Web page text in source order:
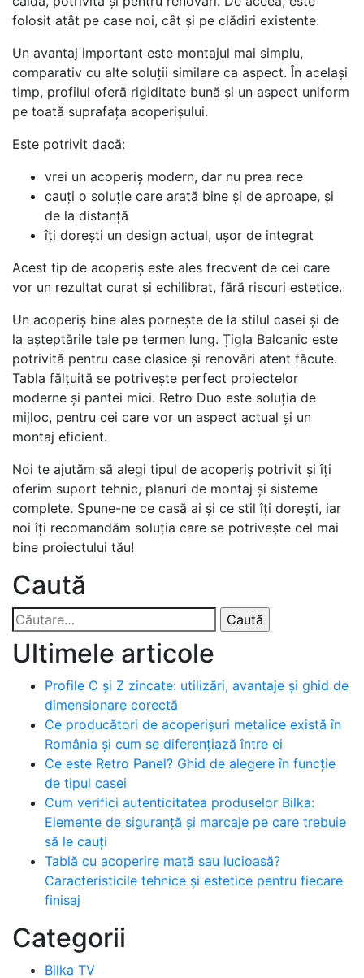
folosit atât pe case noi, cât și pe clădiri existente.
Un avantaj important este montajul mai simplu,
comparativ cu alte soluții similare ca aspect. În același
timp, profilul oferă rigiditate bună și un aspect uniform
pe toată suprafața acoperișului.
Este potrivit dacă:
vrei un acoperiș modern, dar nu prea rece
cauți o soluție care arată bine și de aproape, și
de la distanță
îți dorești un design actual, ușor de integrat
Acest tip de acoperiș este ales frecvent de cei care
vor un rezultat curat și echilibrat, fără riscuri estetice.
Un acoperiș bine ales pornește de la stilul casei și de
la așteptările tale pe termen lung. Țigla Balcanic este
potrivită pentru case clasice și renovări atent făcute.
Tabla fălțuită se potrivește perfect proiectelor
moderne și pantei mici. Retro Duo este soluția de
mijloc, pentru cei care vor un aspect actual și un
montaj eficient.
Noi te ajutăm să alegi tipul de acoperiș potrivit și îți
oferim suport tehnic, planuri de montaj și sisteme
complete. Spune-ne ce casă ai și ce stil îți dorești, iar
noi îți recomandăm soluția care se potrivește cel mai
bine proiectului tău!
Caută
Caută
după:
Ultimele articole
Profile C și Z zincate: utilizări, avantaje și ghid de
dimensionare corectă
Ce producători de acoperișuri metalice există în
România și cum se diferențiază între ei
Ce este Retro Panel? Ghid de alegere în funcție
de tipul casei
Cum verifici autenticitatea produselor Bilka:
Elemente de siguranță și marcaje pe care trebuie
să le cauți
Tablă cu acoperire mată sau lucioasă?
Caracteristicile tehnice și estetice pentru fiecare
finisaj
Categorii
Bilka TV